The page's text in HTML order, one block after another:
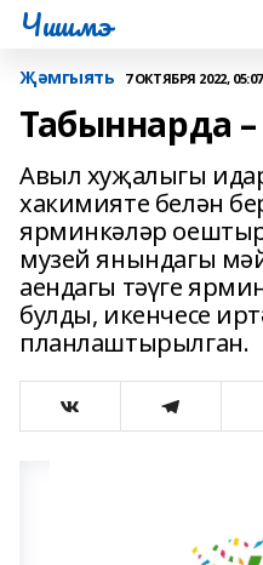
Чишмэ
Җәмгыять 7 ОКТЯБРЯ 2022, 05:07
Табыннарда
Авыл хуҗалыгы
хакимияте белән
ярминкәләр
музей янындагы
аендагы тәүге
булды, икенчесе
планлаштырылган.